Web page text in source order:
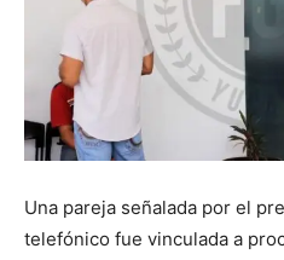
Una pareja señalada por el
telefónico fue vinculada a